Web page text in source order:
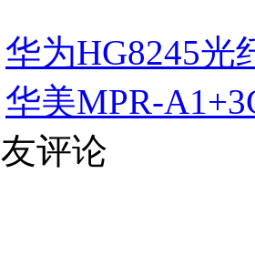
华为HG8245光
华美MPR-
评论